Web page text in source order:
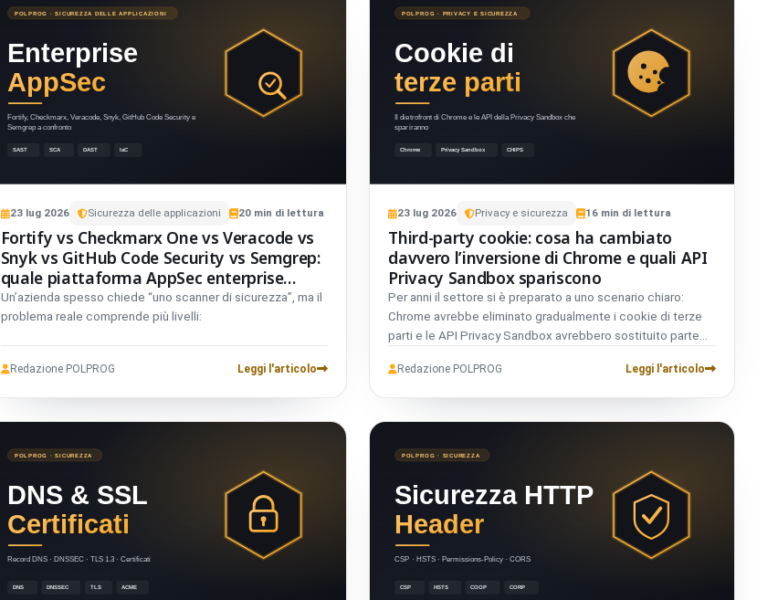
23 lug2026 Sicurezza delle applicazioni 20 min di lettura
Fortify vs Checkmarx One vs Veracode vs
Snyk vs GitHub Code Security vs Semgrep:
quale piattaforma AppSec enterprise
scegliere nel 2026
Un’azienda spesso chiede “uno scanner di sicurezza”, ma il
problema reale comprende più livelli:
Redazione POLPROG Leggi l'articolo
23 lug 2026 Privacy e sicurezza 16 min di lettura
Third-party cookie: cosa ha cambiato
davvero l’inversione di Chrome e quali API
Privacy Sandbox spariscono
Per anni il settore si è preparato a uno scenario chiaro:
Chrome avrebbe eliminato gradualmente i cookie di terze
parti e le API Privacy Sandbox avrebbero sostituito parte
Redazione POLPROG Leggi l'articolo